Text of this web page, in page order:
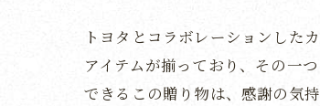
トヨタとコラボレーションした
アイテムが揃っており、その一
できるこの贈り物は、感謝の気